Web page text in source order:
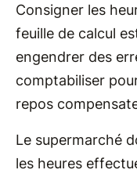
Consigner les
feuille de calcul
engendrer des
comptabiliser
repos
Le supermarché
les heures